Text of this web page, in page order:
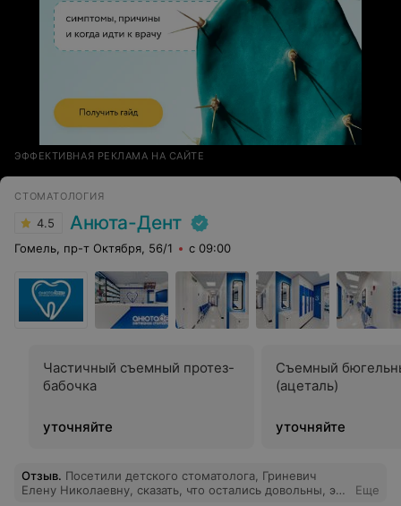
ЭФФЕКТИВНАЯ РЕКЛАМА НА САЙТЕ
СТОМАТОЛОГИЯ
4.5 Анюта-Дент
Гомель, пр-т Октября, 56/1 с 09:00
Частичный съемный протез-
бабочка
уточняйте
Съемный
(ацеталь)
уточняйте
Отзыв. Посетили детского стоматолога, Гриневич
Елену Николаевну, сказать, что остались довольны, это
Еще